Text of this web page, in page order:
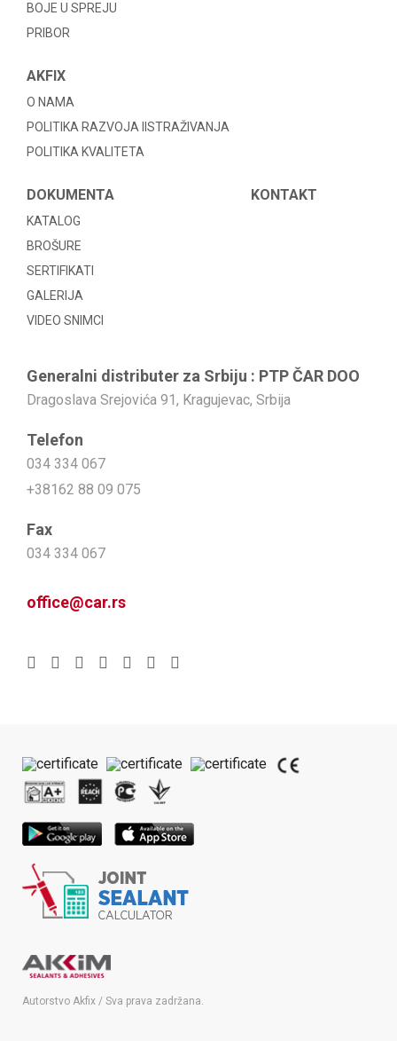
BOJE U SPREJU
PRIBOR
AKFIX
O NAMA
POLITIKA RAZVOJA IISTRAŽIVANJA
POLITIKA KVALITETA
DOKUMENTA
KATALOG
BROŠURE
SERTIFIKATI
GALERIJA
VIDEO SNIMCI
KONTAKT
Generalni distributer za Srbiju : PTP ČAR DOO
Dragoslava Srejovića 91, Kragujevac, Srbija
Telefon
034 334 067
+38162 88 09 075
Fax
034 334 067
office@car.rs
Autorstvo Akfix / Sva prava zadržana.